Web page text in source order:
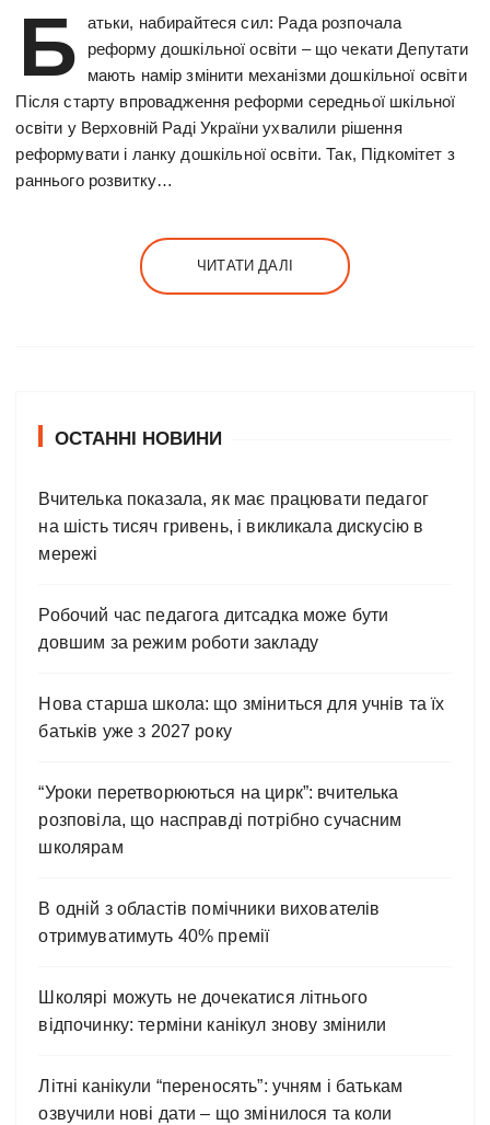
Б
атьки, набирайтеся сил: Рада розпочала
реформу дошкільної освіти – що чекати Депутати
мають намір змінити механізми дошкільної освіти
Після старту впровадження реформи середньої шкільної
освіти у Верховній Раді України ухвалили рішення
реформувати і ланку дошкільної освіти. Так, Підкомітет з
раннього розвитку…
ЧИТАТИ ДАЛІ
ОСТАННІ НОВИНИ
Вчителька показала, як має працювати педагог
на шість тисяч гривень, і викликала дискусію в
мережі
Робочий час педагога дитсадка може бути
довшим за режим роботи закладу
Нова старша школа: що зміниться для учнів та їх
батьків уже з 2027 року
“Уроки перетворюються на цирк”: вчителька
розповіла, що насправді потрібно сучасним
школярам
В одній з областів помічники вихователів
отримуватимуть 40% премії
Школярі можуть не дочекатися літнього
відпочинку: терміни канікул знову змінили
Літні канікули “переносять”: учням і батькам
озвучили нові дати – що змінилося та коли